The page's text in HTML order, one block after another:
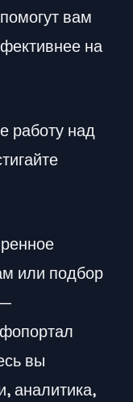
вам
на
работу над
или подбор
вы
аналитика,